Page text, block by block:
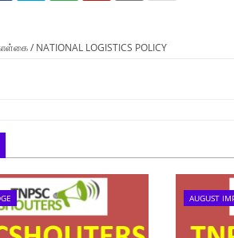
/ NATIONAL LOGISTICS POLICY
AUGUST